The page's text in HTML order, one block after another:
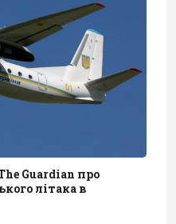
Guardian про
літака в